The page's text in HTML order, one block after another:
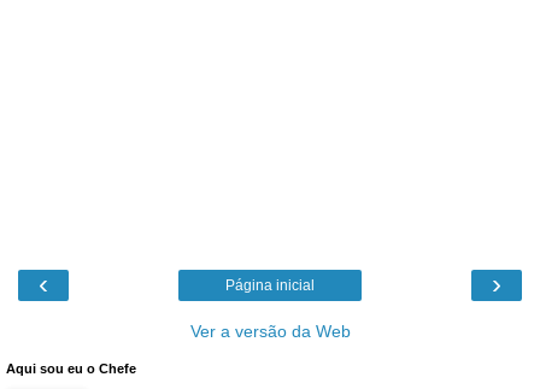
‹ ›
Página inicial
Ver a versão da Web
Aqui sou eu o Chefe